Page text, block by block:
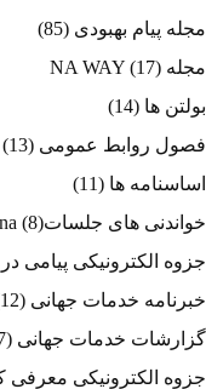
مجله پیام بهبودی (85)
مجله NA WAY (17)
بولتن ها (14)
فصول روابط عمومی (13)
اساسنامه ها (11)
خواندنی های جلساتna(8)
جزوه الکترونیکی پیامی
خبرنامه خدمات جهانی NA
گزارشات خدمات جهانی (7)
جزوه الکترونیکی